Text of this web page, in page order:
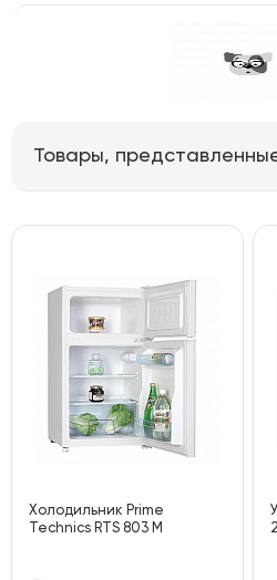
Товары,
Холодильник Prime
Technics RTS 803 M